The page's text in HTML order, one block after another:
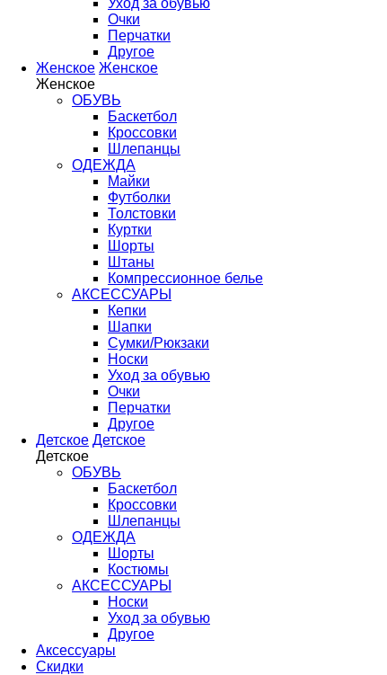
Уход за обувью
Очки
Перчатки
Другое
Женское Женское
Женское
ОБУВЬ
Баскетбол
Кроссовки
Шлепанцы
ОДЕЖДА
Майки
Футболки
Толстовки
Куртки
Шорты
Штаны
Компрессионное белье
АКСЕССУАРЫ
Кепки
Шапки
Сумки/Рюкзаки
Носки
Уход за обувью
Очки
Перчатки
Другое
Детское Детское
Детское
ОБУВЬ
Баскетбол
Кроссовки
Шлепанцы
ОДЕЖДА
Шорты
Костюмы
АКСЕССУАРЫ
Носки
Уход за обувью
Другое
Аксессуары
Скидки